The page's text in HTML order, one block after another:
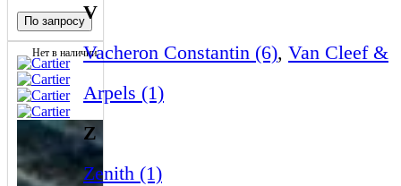
V
Vacheron Constantin (6), Van Cleef &
Arpels (1)
Z
Zenith (1)
По запросу
Нет в наличии